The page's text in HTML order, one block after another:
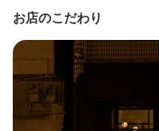
利用規約
お店のこだわり
試用期間　1～2か月
時給は同額です。
勤務時間